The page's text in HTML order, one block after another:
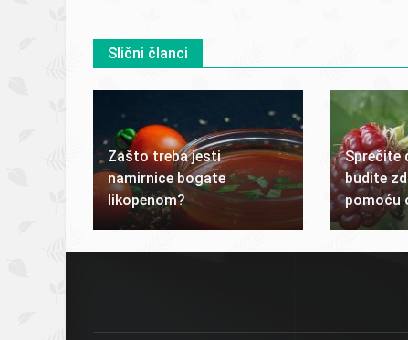
Slični članci
Zašto treba jesti
namirnice bogate
likopenom?
Sprečite
budite
pomoću